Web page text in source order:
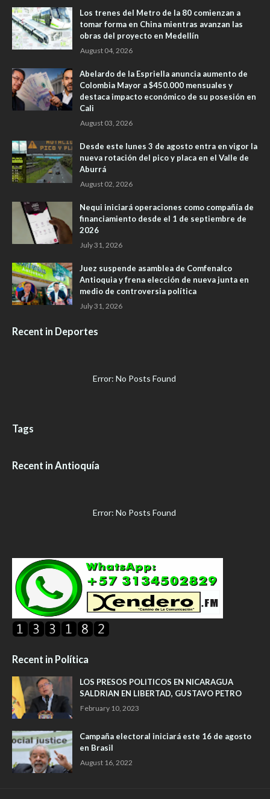
Los trenes del Metro de la 80 comienzan a
tomar forma en China mientras avanzan las
obras del proyecto en Medellín
August 04, 2026
Abelardo de la Espriella anuncia aumento de
Colombia Mayor a $450.000 mensuales y
destaca impacto económico de su posesión en
Cali
August 03, 2026
Desde este lunes 3 de agosto entra en vigor la
nueva rotación del pico y placa en el Valle de
Aburrá
August 02, 2026
Nequi iniciará operaciones como compañía de
financiamiento desde el 1 de septiembre de
2026
July 31, 2026
Juez suspende asamblea de Comfenalco
Antioquia y frena elección de nueva junta en
medio de controversia política
July 31, 2026
Recent in Deportes
Error: No Posts Found
Tags
Recent in Antioquía
Error: No Posts Found
Recent in Política
LOS PRESOS POLITICOS EN NICARAGUA
SALDRIAN EN LIBERTAD, GUSTAVO PETRO
February 10, 2023
Campaña electoral iniciará este 16 de agosto
en Brasil
August 16, 2022